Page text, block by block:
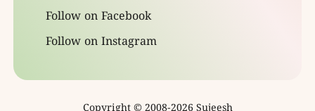
Follow on Facebook
Follow on Instagram